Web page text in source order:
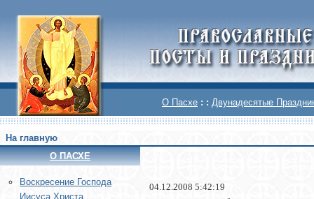
О Пасхе : : Двунадесятые
На главную
О ПАСХЕ
Воскреcение Господа
Иисуса Христа.
04.12.2008 5:42:19